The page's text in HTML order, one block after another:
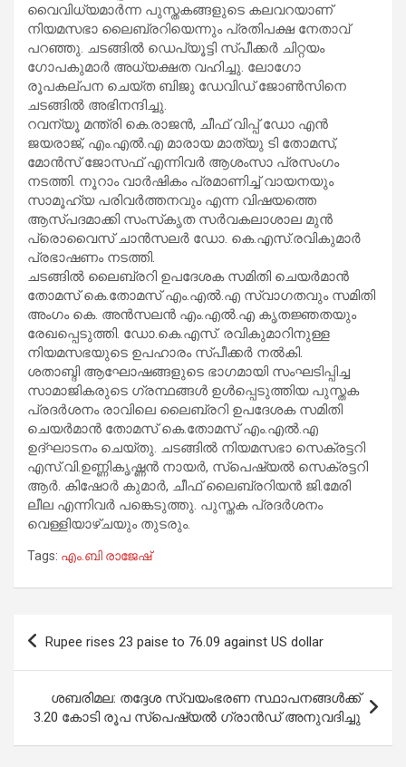
വൈവിധ്യമാർന്ന പുസ്തകങ്ങളുടെ കലവറയാണ്
നിയമസഭാ ലൈബ്രറിയെന്നും പ്രതിപക്ഷ നേതാവ്
പറഞ്ഞു. ചടങ്ങിൽ ഡെപ്യൂട്ടി സ്പീക്കർ ചിറ്റയം
ഗോപകുമാർ അധ്യക്ഷത വഹിച്ചു. ലോഗോ
രൂപകല്പന ചെയ്ത ബിജു ഡേവിഡ് ജോൺസിനെ
ചടങ്ങിൽ അഭിനന്ദിച്ചു.
റവന്യൂ മന്ത്രി കെ.രാജൻ, ചീഫ് വിപ്പ് ഡോ എൻ
ജയരാജ്, എം.എൽ.എ മാരായ മാത്യു ടി തോമസ്,
മോൻസ് ജോസഫ് എന്നിവർ ആശംസാ പ്രസംഗം
നടത്തി. നൂറാം വാർഷികം പ്രമാണിച്ച് വായനയും
സാമൂഹ്യ പരിവർത്തനവും എന്ന വിഷയത്തെ
ആസ്പദമാക്കി സംസ്‌കൃത സർവകലാശാല മുൻ
പ്രൊവൈസ് ചാൻസലർ ഡോ. കെ.എസ്.രവികുമാർ
പ്രഭാഷണം നടത്തി.
ചടങ്ങിൽ ലൈബ്രറി ഉപദേശക സമിതി ചെയർമാൻ
തോമസ് കെ.തോമസ് എം.എൽ.എ സ്വാഗതവും സമിതി
അംഗം കെ. അൻസലൻ എം.എൽ.എ കൃതജ്ഞതയും
രേഖപ്പെടുത്തി. ഡോ.കെ.എസ്. രവികുമാറിനുള്ള
നിയമസഭയുടെ ഉപഹാരം സ്പീക്കർ നൽകി.
ശതാബ്ദി ആഘോഷങ്ങളുടെ ഭാഗമായി സംഘടിപ്പിച്ച
സാമാജികരുടെ ഗ്രന്ഥങ്ങൾ ഉൾപ്പെടുത്തിയ പുസ്തക
പ്രദർശനം രാവിലെ ലൈബ്രറി ഉപദേശക സമിതി
ചെയർമാൻ തോമസ് കെ.തോമസ് എം.എൽ.എ
ഉദ്ഘാടനം ചെയ്തു. ചടങ്ങിൽ നിയമസഭാ സെക്രട്ടറി
എസ്.വി.ഉണ്ണികൃഷ്ണൻ നായർ, സ്‌പെഷ്യൽ സെക്രട്ടറി
ആർ. കിഷോർ കുമാർ, ചീഫ് ലൈബ്രറിയൻ ജി.മേരി
ലീല എന്നിവർ പങ്കെടുത്തു. പുസ്തക പ്രദർശനം
വെള്ളിയാഴ്ചയും തുടരും.
Tags: എം.ബി രാജേഷ്
Post
navigation
Rupee rises 23 paise to 76.09 against US dollar
ശബരിമല: തദ്ദേശ സ്വയംഭരണ സ്ഥാപനങ്ങൾക്ക്
3.20 കോടി രൂപ സ്‌പെഷ്യൽ ഗ്രാൻഡ് അനുവദിച്ചു